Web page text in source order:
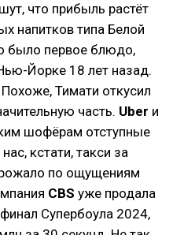
что прибыль растёт
напитков типа Белой
было первое блюдо,
Йорке 18 лет назад.
Тимати откусил
часть. Uber и
шофёрам отступные
кстати, такси за
по ощущениям
CBS уже продала
Супербоула 2024,